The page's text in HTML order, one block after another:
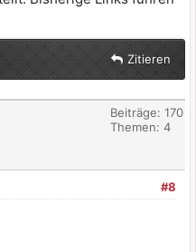
Zitieren
Beiträge: 170
Themen: 4
#8